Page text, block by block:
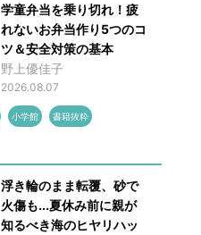
学童弁当を乗り切れ！疲
れないお弁当作り5つのコ
ツ＆安全対策の基本
野上優佳子
2026.08.07
小学館 書籍抜粋
浮き輪のまま転覆、砂で
火傷も...夏休み前に親が
知るべき海のヒヤリハッ